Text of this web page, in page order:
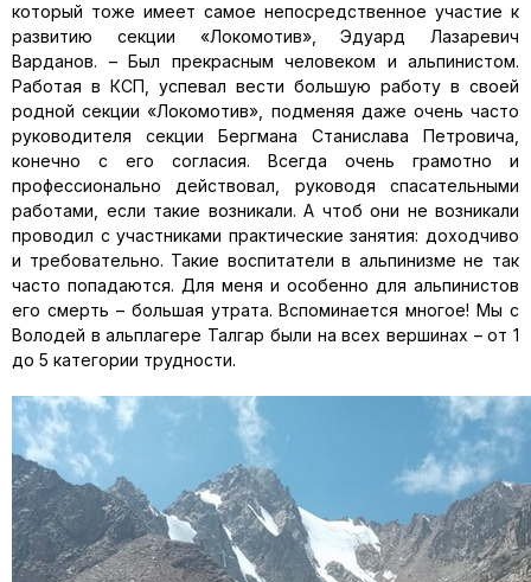
который тоже имеет самое непосредственное участие к
развитию секции «Локомотив», Эдуард Лазаревич
Варданов. – Был прекрасным человеком и альпинистом.
Работая в КСП, успевал вести большую работу в своей
родной секции «Локомотив», подменяя даже очень часто
руководителя секции Бергмана Станислава Петровича,
конечно с его согласия. Всегда очень грамотно и
профессионально действовал, руководя спасательными
работами, если такие возникали. А чтоб они не возникали
проводил с участниками практические занятия: доходчиво
и требовательно. Такие воспитатели в альпинизме не так
часто попадаются. Для меня и особенно для альпинистов
его смерть – большая утрата. Вспоминается многое! Мы с
Володей в альплагере Талгар были на всех вершинах – от 1
до 5 категории трудности.